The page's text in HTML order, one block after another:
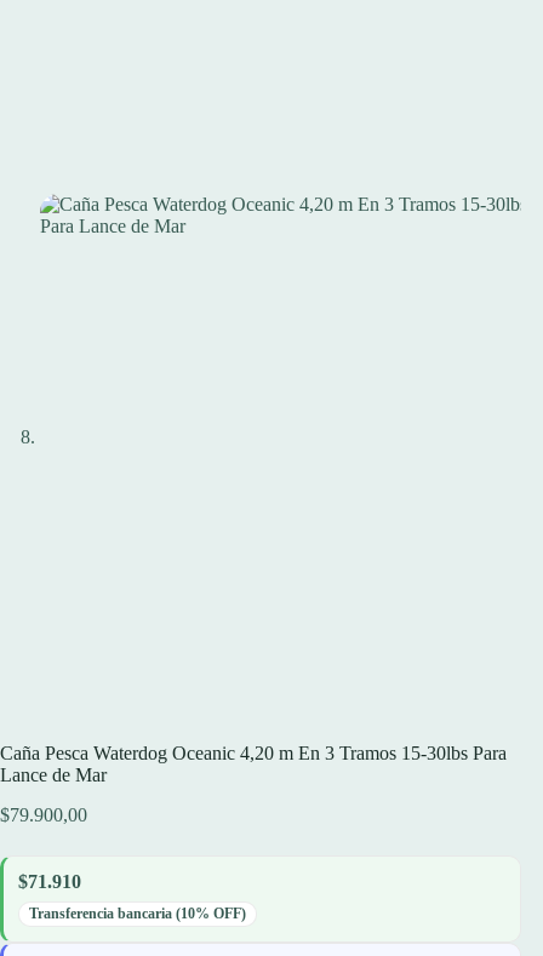
Caña Pesca Waterdog Oceanic 4,20 m En 3 Tramos 15-30lbs Para
Lance de Mar
$79.900,00
$71.910
Transferencia bancaria (10% OFF)